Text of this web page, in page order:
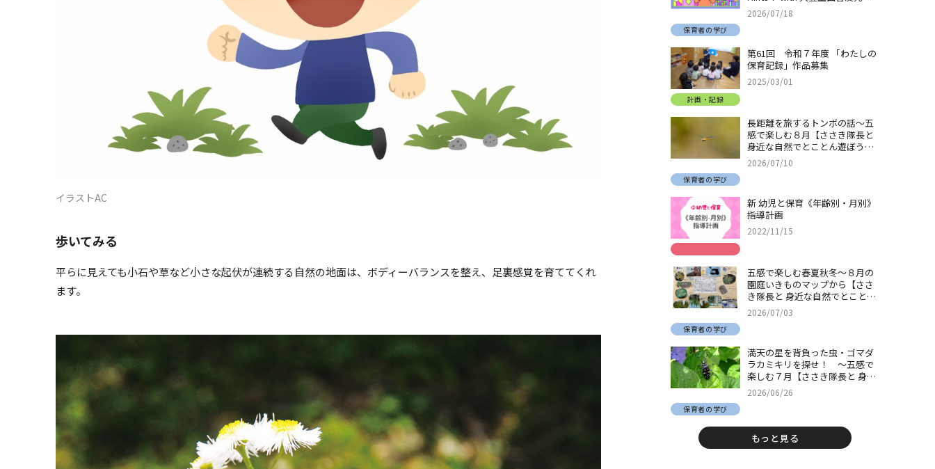
イラストAC
歩いてみる
平らに見えても小石や草など小さな起伏が連続する自然の地面は、ボディーバランスを整え、足裏感覚を育ててくれ
ます。
生】
2026/07/18
保育者の学び
第61回 令和７年度 「わたしの
保育記録」作品募集
2025/03/01
計画・記録
長距離を旅するトンボの話～五
感で楽しむ８月【ささき隊長と
身近な自然でとことん遊ぼう！
＃32】
2026/07/10
保育者の学び
新 幼児と保育《年齢別・月別》
指導計画
2022/11/15
五感で楽しむ春夏秋冬～８月の
園庭いきものマップから【ささ
き隊長と 身近な自然でとことん
遊ぼう！＃31】
2026/07/03
保育者の学び
満天の星を背負った虫・ゴマダ
ラカミキリを探せ！ ～五感で
楽しむ７月【ささき隊長と 身近
な自然でとことん遊ぼう！＃
30】
2026/06/26
保育者の学び
もっと見る